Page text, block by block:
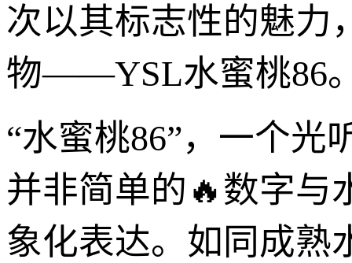
次以其标志性的魅力
物——YSL水蜜桃86
“水蜜桃86”，一个光
并非简单的🔥数字与
象化表达。如同成熟